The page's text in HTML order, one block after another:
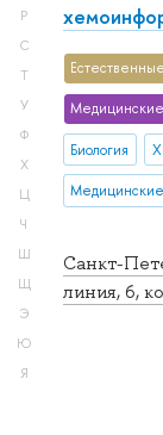
Р
С
Т
У
Ф
Х
Ц
Ч
Ш
Щ
Э
Ю
Я
Санкт-
линия, 6,
Медицинские
Биология
Медицинские